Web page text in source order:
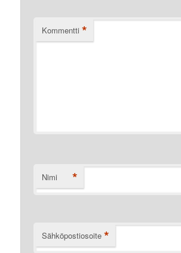
Kommentti *
Nimi *
Sähköpostiosoite *